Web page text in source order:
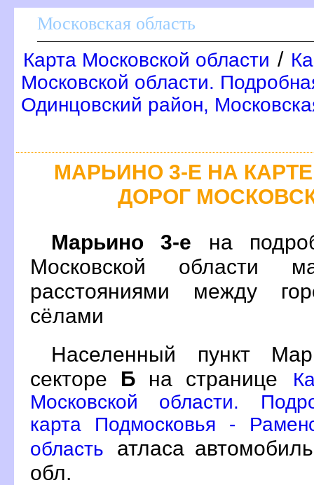
Московская область
Карта Московской области /
Московской области.
Одинцовский район,
МАРЬИНО 3-Е НА
ДОРОГ
Марьино 3-е на
Московской области
расстояниями между
сёлами
Населенный пункт
секторе Б на странице
Московской области.
карта Подмосковья -
область
атласа
обл.